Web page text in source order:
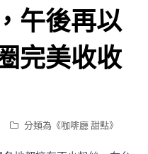
午後再以
完美收收
分類為《咖啡廳 甜點》